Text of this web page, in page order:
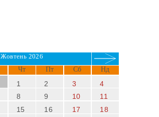
Жовтень 2026
Чт Пт Сб Нд
1 2 3
4
8 9 10
11
15 16 17
18